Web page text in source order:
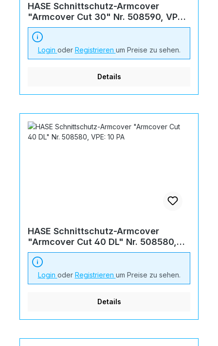
HASE Schnittschutz-Armcover
"Armcover Cut 30" Nr. 508590, VPE:
10 PA
Login oder Registrieren um Preise zu sehen.
Details
HASE Schnittschutz-Armcover
"Armcover Cut 40 DL" Nr. 508580,
VPE: 10 PA
Login oder Registrieren um Preise zu sehen.
Details